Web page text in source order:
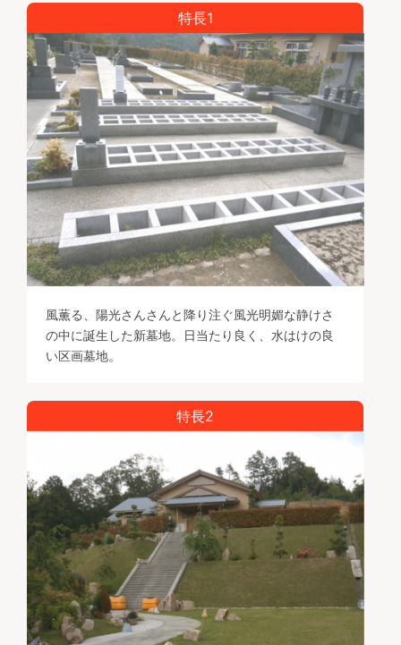
特長1
風薫る、陽光さんさんと降り注ぐ風光明媚な静けさ
の中に誕生した新墓地。日当たり良く、水はけの良
い区画墓地。
特長2